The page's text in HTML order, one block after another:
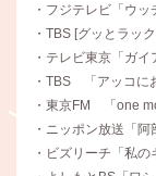
・フジテレビ「ウ
・TBS [グッとラック
・テレビ東京「ガイ
・TBS 「アッコに
・東京FM 「one
・ニッポン放送「
・ビズリーチ「私